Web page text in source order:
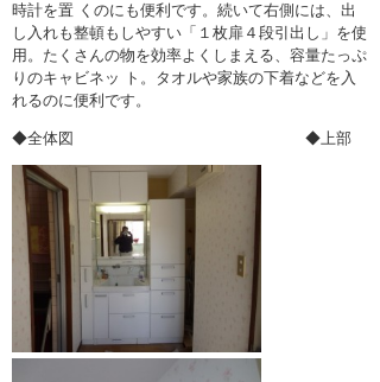
時計を置 くのにも便利です。続いて右側には、出
し入れも整頓もしやすい「１枚扉４段引出し」を使
用。たくさんの物を効率よくしまえる、容量たっぷ
りのキャビネッ ト。タオルや家族の下着などを入
れるのに便利です。
◆全体図 ◆上部